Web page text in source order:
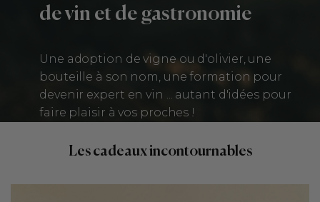
de vin et de gastronomie
Une adoption de vigne ou d'olivier, une
bouteille à son nom, une formation pour
devenir expert en vin ... autant d'idées pour
faire plaisir à vos proches !
Les cadeaux incontournables